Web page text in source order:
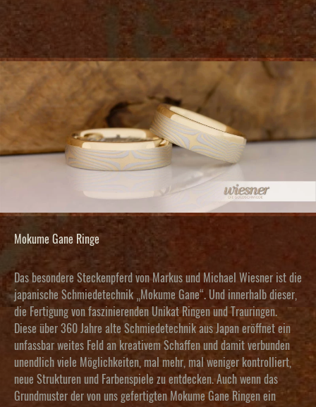
Mokume Gane Ringe
Das besondere Steckenpferd von Markus und Michael Wiesner ist die
japanische Schmiedetechnik „Mokume Gane“. Und innerhalb dieser,
die Fertigung von faszinierenden Unikat Ringen und Trauringen.
Diese über 360 Jahre alte Schmiedetechnik aus Japan eröffnet ein
unfassbar weites Feld an kreativem Schaffen und damit verbunden
unendlich viele Möglichkeiten, mal mehr, mal weniger kontrolliert,
neue Strukturen und Farbenspiele zu entdecken. Auch wenn das
Grundmuster der von uns gefertigten Mokume Gane Ringen ein